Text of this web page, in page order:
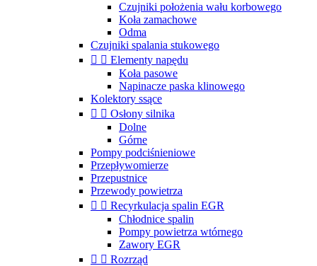
Czujniki położenia wału korbowego
Koła zamachowe
Odma
Czujniki spalania stukowego
  Elementy napędu
Koła pasowe
Napinacze paska klinowego
Kolektory ssące
  Osłony silnika
Dolne
Górne
Pompy podciśnieniowe
Przepływomierze
Przepustnice
Przewody powietrza
  Recyrkulacja spalin EGR
Chłodnice spalin
Pompy powietrza wtórnego
Zawory EGR
  Rozrząd